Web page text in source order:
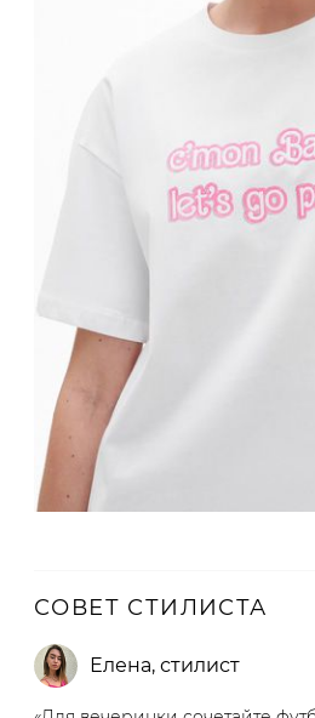
СОВЕТ СТИЛИСТА
Елена, стилист